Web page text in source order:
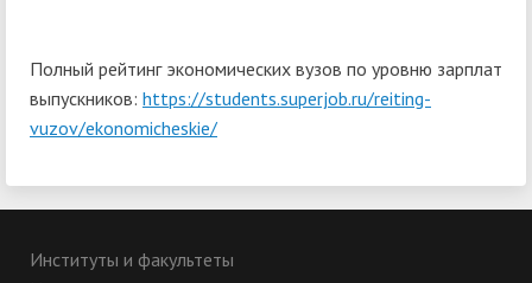
Полный рейтинг экономических вузов по уровню зарплат
выпускников: https://students.superjob.ru/reiting-
vuzov/ekonomicheskie/
Институты и факультеты